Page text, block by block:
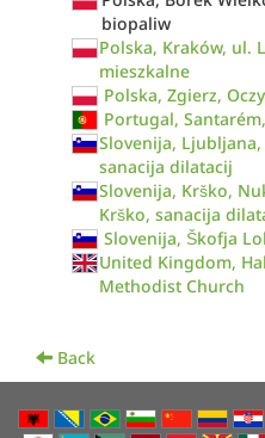
biopaliw
Polska, Kraków, ul.
mieszkalne
Polska, Zgierz,
Portugal,
Slovenija,
sanacija dilatacij
Slovenija, Krško,
Krško, sanacija
Slovenija, Škofja
United Kingdom,
Methodist Church
Back